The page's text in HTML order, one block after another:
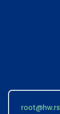
root@hw.rs